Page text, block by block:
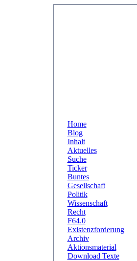
Home
Blog
Inhalt
Aktuelles
Suche
Ticker
Buntes
Gesellschaft
Politik
Wissenschaft
Recht
F64.0
Existenzforderung
Archiv
Aktionsmaterial
Download Texte